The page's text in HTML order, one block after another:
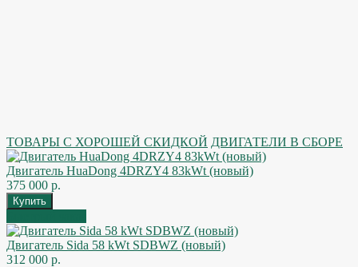
ТОВАРЫ С ХОРОШЕЙ СКИДКОЙ ДВИГАТЕЛИ В СБОРЕ
Двигатель HuaDong 4DRZY4 83kWt (новый)
375 000 р.
Двигатель Sida 58 kWt SDBWZ (новый)
312 000 р.